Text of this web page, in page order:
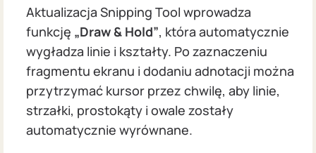
Aktualizacja Snipping Tool wprowadza
funkcję „Draw & Hold”, która automatycznie
wygładza linie i kształty. Po zaznaczeniu
fragmentu ekranu i dodaniu adnotacji można
przytrzymać kursor przez chwilę, aby linie,
strzałki, prostokąty i owale zostały
automatycznie wyrównane.